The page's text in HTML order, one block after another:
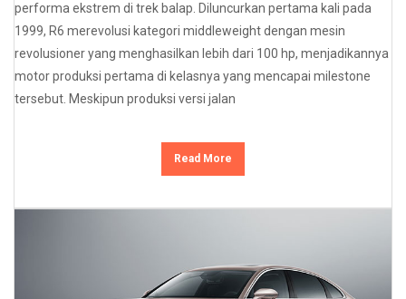
performa ekstrem di trek balap. Diluncurkan pertama kali pada
1999, R6 merevolusi kategori middleweight dengan mesin
revolusioner yang menghasilkan lebih dari 100 hp, menjadikannya
motor produksi pertama di kelasnya yang mencapai milestone
tersebut. Meskipun produksi versi jalan
Read More